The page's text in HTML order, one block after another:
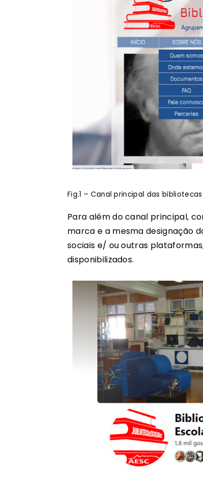
Fig.1 – Canal principal das
Para além do canal principal,
marca e a mesma designação
sociais e/ ou outras
disponibilizados.